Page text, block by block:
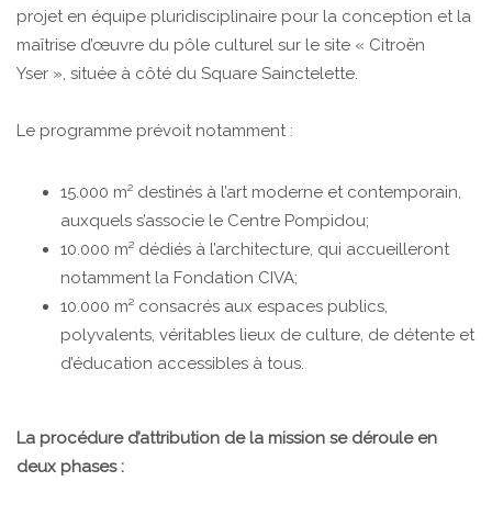
projet en équipe pluridisciplinaire pour la conception et la
maîtrise d’œuvre du pôle culturel sur le site « Citroën
Yser », située à côté du Square Sainctelette.
Le programme prévoit notamment :
15.000 m² destinés à l’art moderne et contemporain,
auxquels s’associe le Centre Pompidou;
10.000 m² dédiés à l’architecture, qui accueilleront
notamment la Fondation CIVA;
10.000 m² consacrés aux espaces publics,
polyvalents, véritables lieux de culture, de détente et
d’éducation accessibles à tous.
La procédure d’attribution de la mission se déroule en
deux phases :